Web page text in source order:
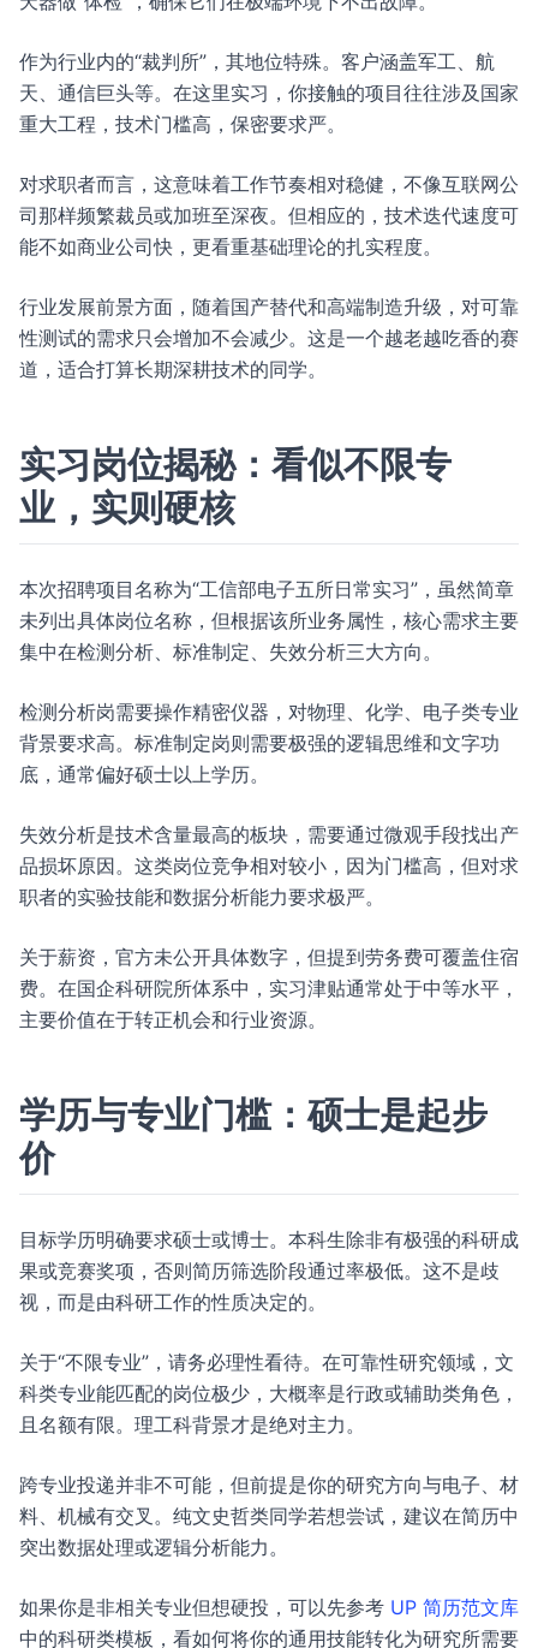
作为行业内的“裁判所”，其地位特殊。客户涵盖军工、航
天、通信巨头等。在这里实习，你接触的项目往往涉及国家
重大工程，技术门槛高，保密要求严。
对求职者而言，这意味着工作节奏相对稳健，不像互联网公
司那样频繁裁员或加班至深夜。但相应的，技术迭代速度可
能不如商业公司快，更看重基础理论的扎实程度。
行业发展前景方面，随着国产替代和高端制造升级，对可靠
性测试的需求只会增加不会减少。这是一个越老越吃香的赛
道，适合打算长期深耕技术的同学。
实习岗位揭秘：看似不限专
业，实则硬核
本次招聘项目名称为“工信部电子五所日常实习”，虽然简章
未列出具体岗位名称，但根据该所业务属性，核心需求主要
集中在检测分析、标准制定、失效分析三大方向。
检测分析岗需要操作精密仪器，对物理、化学、电子类专业
背景要求高。标准制定岗则需要极强的逻辑思维和文字功
底，通常偏好硕士以上学历。
失效分析是技术含量最高的板块，需要通过微观手段找出产
品损坏原因。这类岗位竞争相对较小，因为门槛高，但对求
职者的实验技能和数据分析能力要求极严。
关于薪资，官方未公开具体数字，但提到劳务费可覆盖住宿
费。在国企科研院所体系中，实习津贴通常处于中等水平，
主要价值在于转正机会和行业资源。
学历与专业门槛：硕士是起步
价
目标学历明确要求硕士或博士。本科生除非有极强的科研成
果或竞赛奖项，否则简历筛选阶段通过率极低。这不是歧
视，而是由科研工作的性质决定的。
关于“不限专业”，请务必理性看待。在可靠性研究领域，文
科类专业能匹配的岗位极少，大概率是行政或辅助类角色，
且名额有限。理工科背景才是绝对主力。
跨专业投递并非不可能，但前提是你的研究方向与电子、材
料、机械有交叉。纯文史哲类同学若想尝试，建议在简历中
突出数据处理或逻辑分析能力。
如果你是非相关专业但想硬投，可以先参考 UP 简历范文库
中的科研类模板，看如何将你的通用技能转化为研究所需要